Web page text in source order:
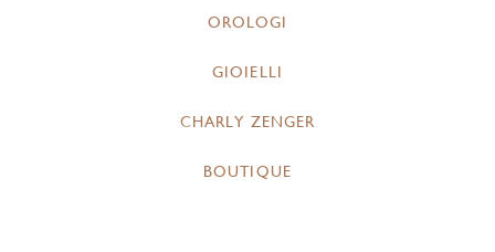
OROLOGI
GIOIELLI
CHARLY ZENGER
BOUTIQUE